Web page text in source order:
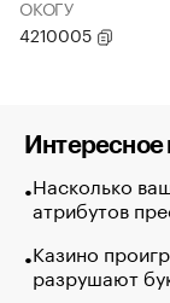
ОКОГУ
4210005
Интересное
Насколько
атрибутов
Казино
разрушают